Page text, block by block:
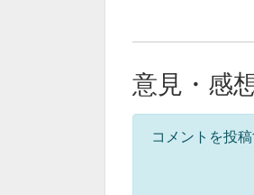
意見・感
コメントを投